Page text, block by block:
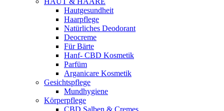
Hautgesundheit
Haarpflege
Natürliches Deodorant
Deocreme
Für Bärte
Hanf- CBD Kosmetik
Parfüm
Arganicare Kosmetik
Gesichtspflege
Mundhygiene
Körperpflege
CBD Salben & Cremes